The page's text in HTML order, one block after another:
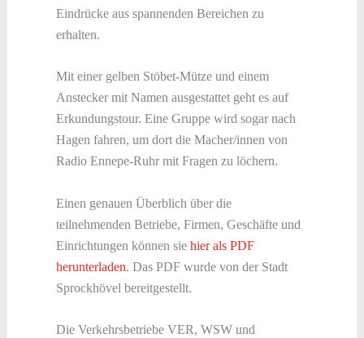
Eindrücke aus spannenden Bereichen zu
erhalten.
Mit einer gelben Stöbet-Mütze und einem
Anstecker mit Namen ausgestattet geht es auf
Erkundungstour. Eine Gruppe wird sogar nach
Hagen fahren, um dort die Macher/innen von
Radio Ennepe-Ruhr mit Fragen zu löchern.
Einen genauen Überblich über die
teilnehmenden Betriebe, Firmen, Geschäfte und
Einrichtungen können sie hier als PDF
herunterladen. Das PDF wurde von der Stadt
Sprockhövel bereitgestellt.
Die Verkehrsbetriebe VER, WSW und